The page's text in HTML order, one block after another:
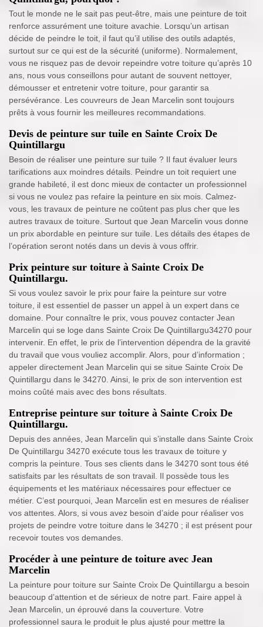
Tout le monde ne le sait pas peut-être, mais une peinture de toit
renforce assurément une toiture avachie. Lorsqu’un artisan
décide de peindre le toit, il faut qu’il utilise des outils adaptés,
surtout sur ce qui est de la sécurité (uniforme). Normalement,
vous ne risquez pas de devoir repeindre votre toiture qu’après 10
ans, nous vous conseillons pour autant de souvent nettoyer,
démousser et entretenir votre toiture, pour garantir sa
persévérance. Les couvreurs de Jean Marcelin sont toujours
prêts à vous fournir les meilleures recommandations.
Devis de peinture sur tuile en Sainte Croix De
Quintillargu
Besoin de réaliser une peinture sur tuile ? Il faut évaluer leurs
tarifications aux moindres détails. Peindre un toit requiert une
grande habileté, il est donc mieux de contacter un professionnel
si vous ne voulez pas refaire la peinture en six mois. Calmez-
vous, les travaux de peinture ne coûtent pas plus cher que les
autres travaux de toiture. Surtout que Jean Marcelin vous donne
un prix abordable en peinture sur tuile. Les détails des étapes de
l’opération seront notés dans un devis à vous offrir.
Prix peinture sur toiture à Sainte Croix De
Quintillargu.
Si vous voulez savoir le prix pour faire la peinture sur votre
toiture, il est essentiel de passer un appel à un expert dans ce
domaine. Pour connaître le prix, vous pouvez contacter Jean
Marcelin qui se loge dans Sainte Croix De Quintillargu34270 pour
intervenir. En effet, le prix de l’intervention dépendra de la gravité
du travail que vous vouliez accomplir. Alors, pour d’information ;
appeler directement Jean Marcelin qui se situe Sainte Croix De
Quintillargu dans le 34270. Ainsi, le prix de son intervention est
moins coûté mais avec des bons résultats.
Entreprise peinture sur toiture à Sainte Croix De
Quintillargu.
Depuis des années, Jean Marcelin qui s’installe dans Sainte Croix
De Quintillargu 34270 exécute tous les travaux de toiture y
compris la peinture. Tous ses clients dans le 34270 sont tous été
satisfaits par les résultats de son travail. Il possède tous les
équipements et les matériaux nécessaires pour effectuer ce
métier. C’est pourquoi, Jean Marcelin est en mesures de réaliser
vos attentes. Alors, si vous avez besoin d’aide pour réaliser vos
projets de peindre votre toiture dans le 34270 ; il est présent pour
recevoir toutes vos demandes.
Procéder à une peinture de toiture avec Jean
Marcelin
La peinture pour toiture sur Sainte Croix De Quintillargu a besoin
beaucoup d’attention et de sérieux de notre part. Faire appel à
Jean Marcelin, un éprouvé dans la couverture. Votre
professionnel saura le produit le plus ajusté pour mettre la